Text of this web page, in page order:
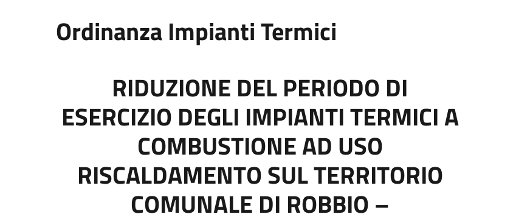
Ordinanza Impianti Termici
RIDUZIONE DEL PERIODO DI
ESERCIZIO DEGLI IMPIANTI TERMICI A
COMBUSTIONE AD USO
RISCALDAMENTO SUL TERRITORIO
COMUNALE DI ROBBIO –